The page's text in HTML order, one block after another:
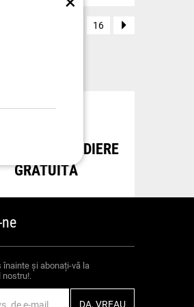
16
DE EXPEDIERE
GRATUITĂ
înainte și abonați-vă la